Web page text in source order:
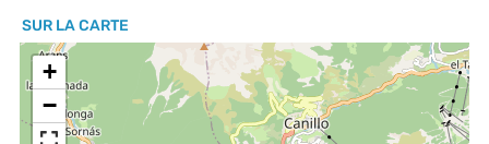
SUR LA CARTE